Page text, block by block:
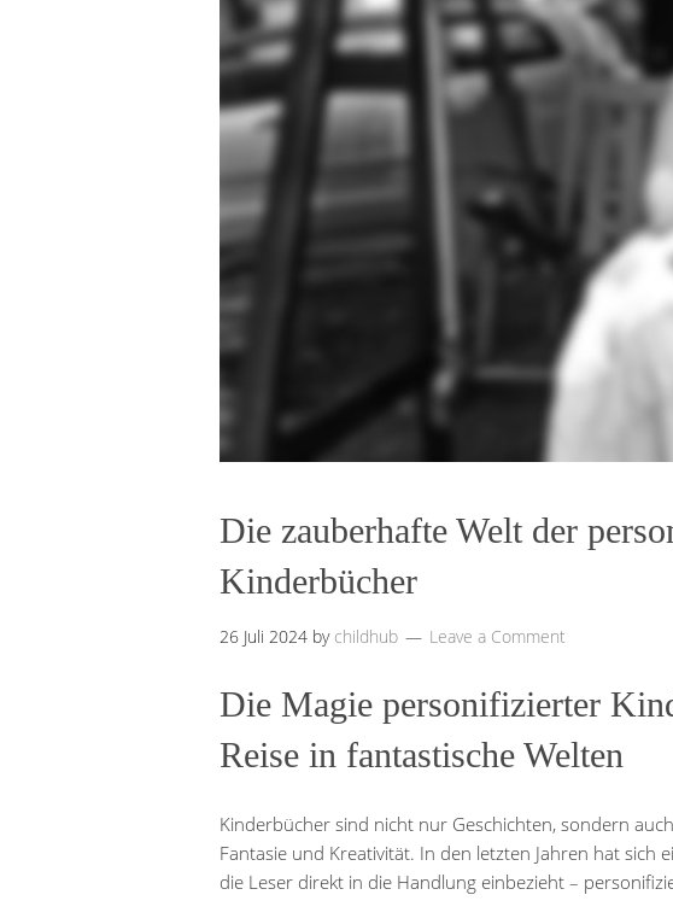
Die zauberhafte Welt der
Kinderbücher
26 Juli 2024 by childhub Leave a Comment
Die Magie personifizierter
Reise in fantastische Welten
Kinderbücher sind nicht nur Geschichten, sondern
Fantasie und Kreativität. In den letzten Jahren hat sich
die Leser direkt in die Handlung einbezieht –